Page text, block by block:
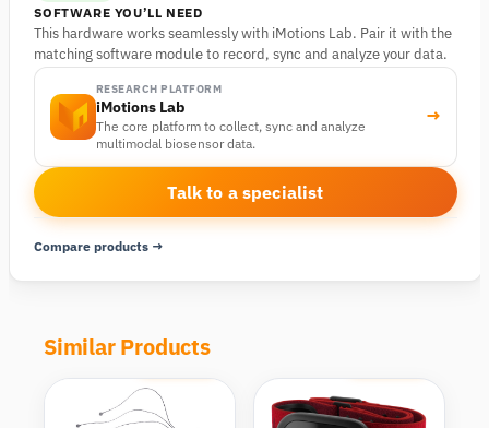
SOFTWARE YOU’LL NEED
This hardware works seamlessly with iMotions Lab. Pair it with the
matching software module to record, sync and analyze your data.
RESEARCH PLATFORM
iMotions Lab
The core platform to collect, sync and analyze
multimodal biosensor data.
→
Talk to a specialist
Compare products →
Similar Products
Compare